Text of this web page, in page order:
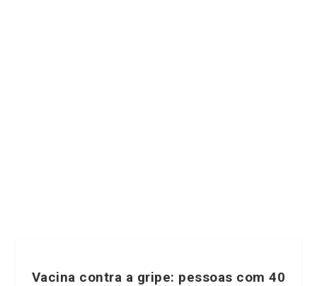
Vacina contra a gripe: pessoas com 40